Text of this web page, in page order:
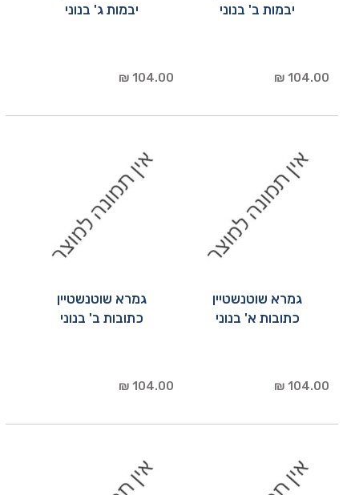
יבמות ב' בנוני
104.00 ₪
יבמות ג' בנוני
104.00 ₪
גמרא שוטנשטיין
כתובות א' בנוני
104.00 ₪
גמרא שוטנשטיין
כתובות ב' בנוני
104.00 ₪